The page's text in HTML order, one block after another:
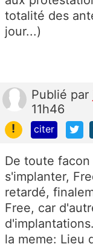
totalité des
jour...)
Publié par
11h46
!
citer
De toute
s'implanter,
retardé,
Free, car
la meme: Lieu